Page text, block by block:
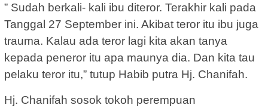
” Sudah berkali- kali ibu diteror. Terakhir kali pada
Tanggal 27 September ini. Akibat teror itu ibu juga
trauma. Kalau ada teror lagi kita akan tanya
kepada peneror itu apa maunya dia. Dan kita tau
pelaku teror itu,” tutup Habib putra Hj. Chanifah.
Hj. Chanifah sosok tokoh perempuan